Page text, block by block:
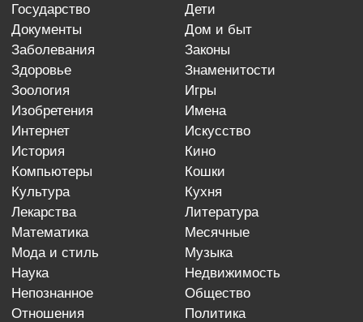
государство
дети
документы
дом и быт
заболевания
законы
здоровье
знаменитости
зоология
игры
изобретения
имена
интернет
искусство
история
кино
компьютеры
кошки
культура
кухня
лекарства
литература
математика
месячные
мода и стиль
музыка
наука
недвижимость
непознанное
общество
отношения
политика